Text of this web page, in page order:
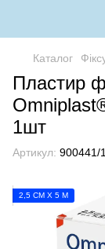
Каталог
Пластир
1шт
Артикул: 900441/1
2,5 СМ Х 5 М